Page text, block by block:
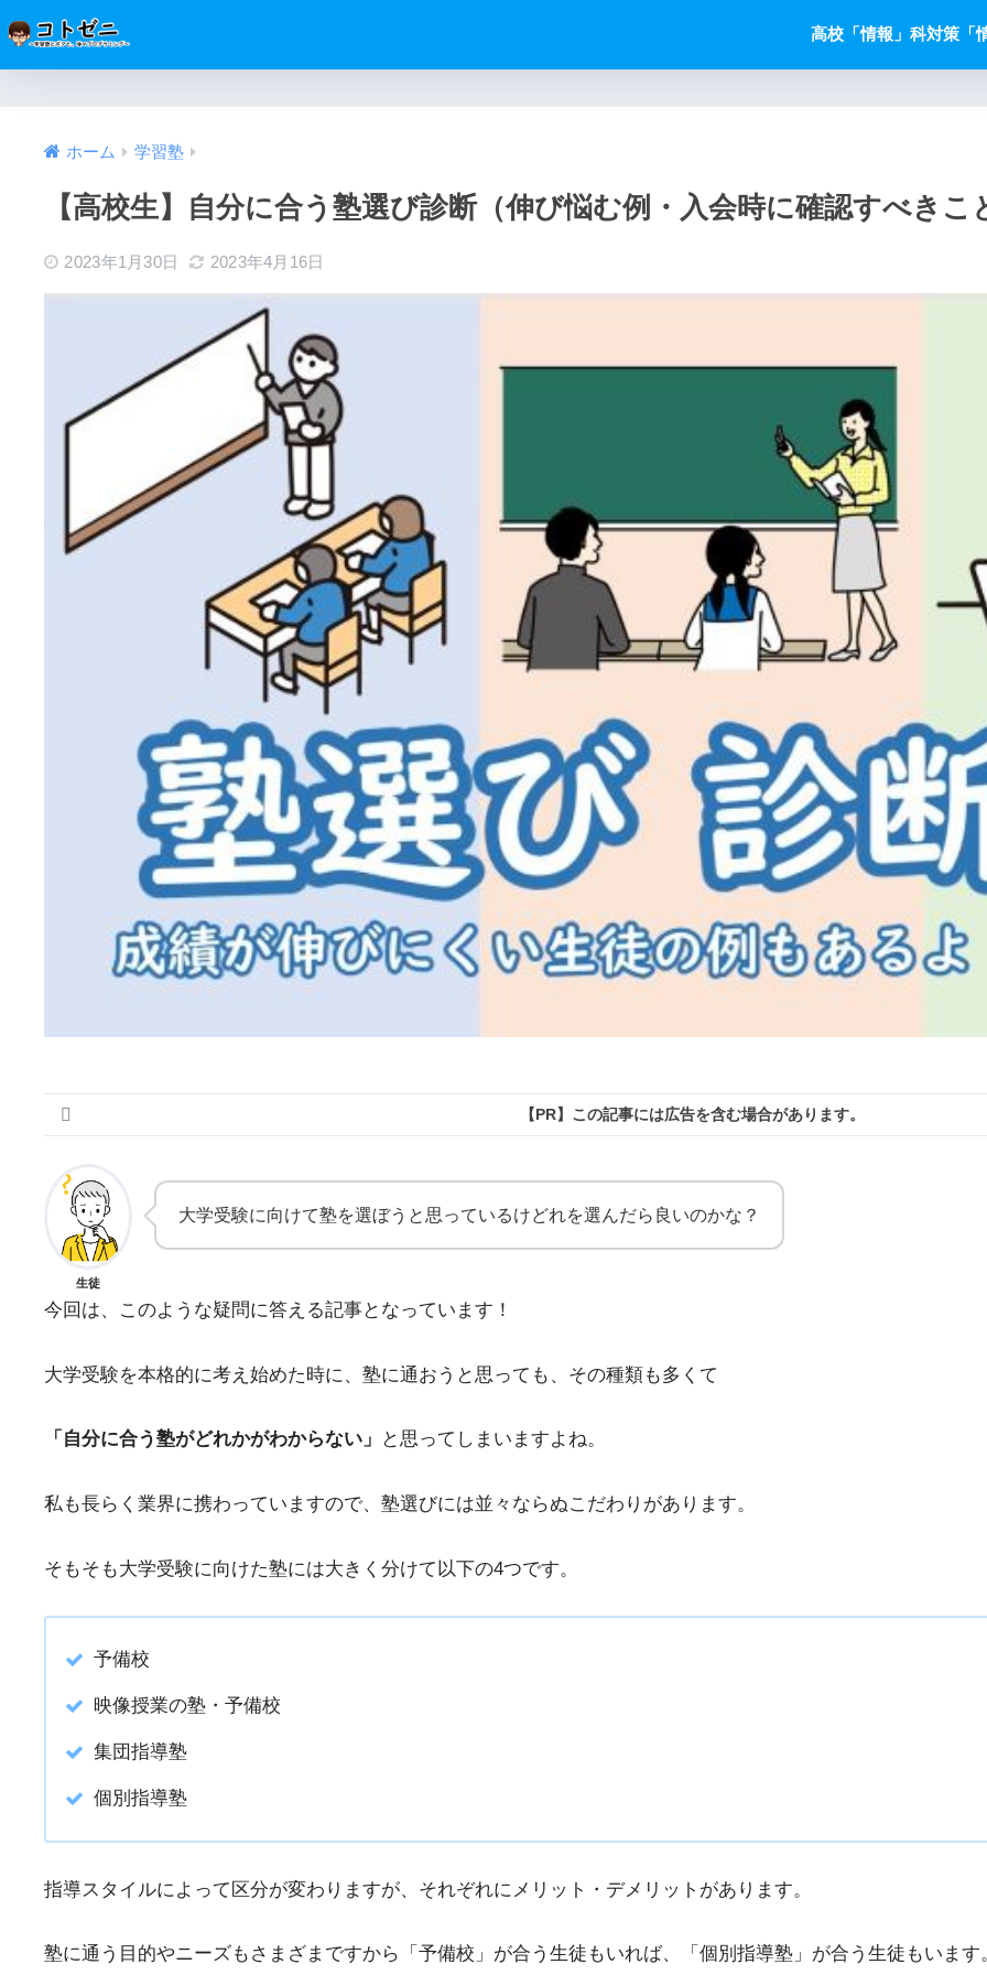
高校「情報」科対策
ホーム 学習塾
【高校生】自分に合う塾選び診断（伸び悩む例・入会時に確認すべきこ
2023年1月30日 2023年4月16日
【PR】この記事には広告を含む場合があります。
生徒
大学受験に向けて塾を選ぼうと思っているけどれを選んだら良いのかな？
今回は、このような疑問に答える記事となっています！
大学受験を本格的に考え始めた時に、塾に通おうと思っても、その種類も多くて
「自分に合う塾がどれかがわからない」 と思ってしまいますよね。
私も長らく業界に携わっていますので、塾選びには並々ならぬこだわりがあります。
そもそも大学受験に向けた塾には大きく分けて以下の4つです。
予備校
映像授業の塾・予備校
集団指導塾
個別指導塾
指導スタイルによって区分が変わりますが、それぞれにメリット・デメリットがあります。
塾に通う目的やニーズもさまざまですから「予備校」が合う生徒もいれば、「個別指導塾」が合う生徒もいます